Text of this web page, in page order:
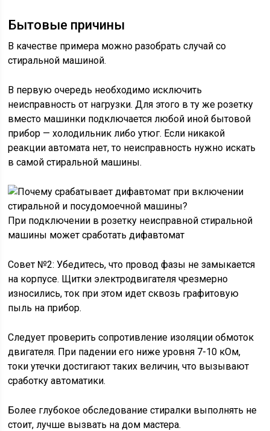
Бытовые причины
В качестве примера можно разобрать случай со
стиральной машиной.
В первую очередь необходимо исключить
неисправность от нагрузки. Для этого в ту же розетку
вместо машинки подключается любой иной бытовой
прибор — холодильник либо утюг. Если никакой
реакции автомата нет, то неисправность нужно искать
в самой стиральной машины.
При подключении в розетку неисправной стиральной
машины может сработать дифавтомат
Совет №2: Убедитесь, что провод фазы не замыкается
на корпусе. Щитки электродвигателя чрезмерно
износились, ток при этом идет сквозь графитовую
пыль на прибор.
Следует проверить сопротивление изоляции обмоток
двигателя. При падении его ниже уровня 7-10 кОм,
токи утечки достигают таких величин, что вызывают
сработку автоматики.
Более глубокое обследование стиралки выполнять не
стоит, лучше вызвать на дом мастера.